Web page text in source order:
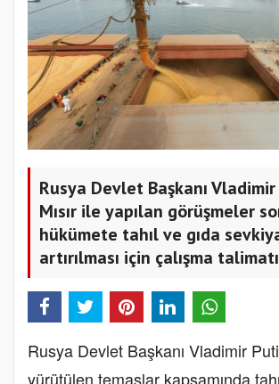
Rusya Devlet Başkanı
Mısır ile yapılan görüşmeler
hükümete tahıl ve gıda
artırılması için çalışma
Rusya Devlet Başkanı Vladimir
yürütülen temaslar kapsamında